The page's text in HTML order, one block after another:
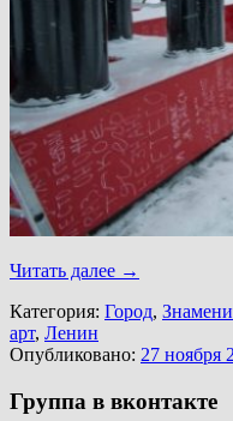
Читать далее →
Категория: Город,
арт, Ленин
Опубликовано: 27 ноября
Группа в вконтакте